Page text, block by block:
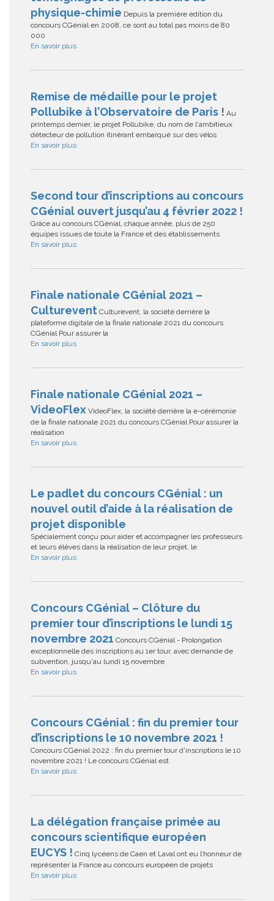
physique-chimie Depuis la première édition du
concours CGénial en 2008, ce sont au total pas moins de 80
000
En savoir plus
Remise de médaille pour le projet
Pollubike à l’Observatoire de Paris ! Au
printemps dernier, le projet Pollubike, du nom de l'ambitieux
détecteur de pollution itinérant embarqué sur des vélos
En savoir plus
Second tour d’inscriptions au concours
CGénial ouvert jusqu’au 4 février 2022 !
Grâce au concours CGénial, chaque année, plus de 250
équipes issues de toute la France et des établissements
En savoir plus
Finale nationale CGénial 2021 –
Culturevent Culturevent, la société derrière la
plateforme digitale de la finale nationale 2021 du concours
CGénial Pour assurer la
En savoir plus
Finale nationale CGénial 2021 –
VideoFlex VideoFlex, la société derrière la e-cérémonie
de la finale nationale 2021 du concours CGénial Pour assurer la
réalisation
En savoir plus
Le padlet du concours CGénial : un
nouvel outil d’aide à la réalisation de
projet disponible
Spécialement conçu pour aider et accompagner les professeurs
et leurs élèves dans la réalisation de leur projet, le
En savoir plus
Concours CGénial – Clôture du
premier tour d’inscriptions le lundi 15
novembre 2021 Concours CGénial - Prolongation
exceptionnelle des inscriptions au 1er tour, avec demande de
subvention, jusqu'au lundi 15 novembre
En savoir plus
Concours CGénial : fin du premier tour
d’inscriptions le 10 novembre 2021 !
Concours CGénial 2022 : fin du premier tour d'inscriptions le 10
novembre 2021 ! Le concours CGénial est
En savoir plus
La délégation française primée au
concours scientifique européen
EUCYS ! Cinq lycéens de Caen et Laval ont eu l’honneur de
représenter la France au concours européen de projets
En savoir plus